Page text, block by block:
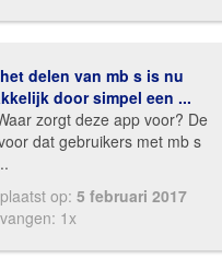
delen van mb s is nu
door simpel een ...
zorgt deze app voor? De
dat gebruikers met mb s
op:5 februari 2017
1x